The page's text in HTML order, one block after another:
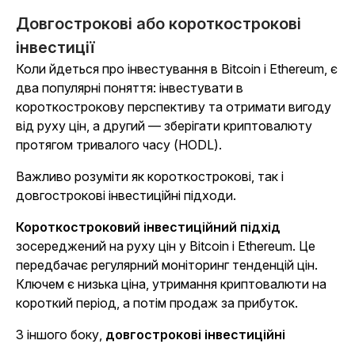
Довгострокові або короткострокові
інвестиції
Коли йдеться про інвестування в Bitcoin і Ethereum, є
два популярні поняття: інвестувати в
короткострокову перспективу та отримати вигоду
від руху цін, а другий — зберігати криптовалюту
протягом тривалого часу (HODL).
Важливо розуміти як короткострокові, так і
довгострокові інвестиційні підходи.
Короткостроковий інвестиційний підхід
зосереджений на руху цін у Bitcoin і Ethereum. Це
передбачає регулярний моніторинг тенденцій цін.
Ключем є низька ціна, утримання криптовалюти на
короткий період, а потім продаж за прибуток.
З іншого боку, довгострокові інвестиційні